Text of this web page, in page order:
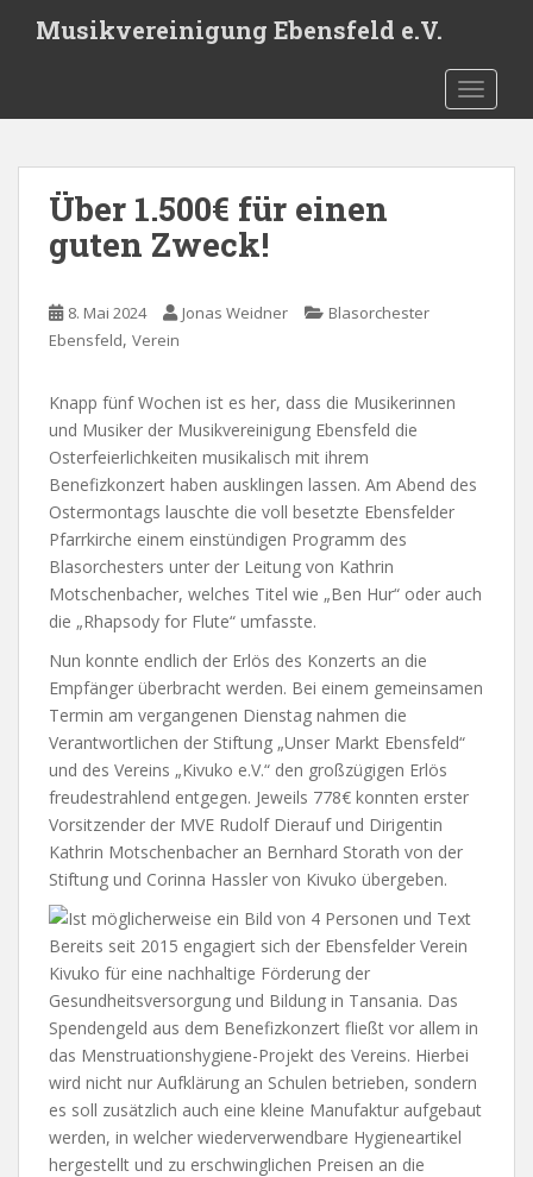
t
Musikvereinigung Ebensfeld e.V.
Über 1.500€ für einen
guten Zweck!
8. Mai 2024 Jonas Weidner
Blasorchester
Ebensfeld, Verein
Knapp fünf Wochen ist es her, dass die Musikerinnen
und Musiker der Musikvereinigung Ebensfeld die
Osterfeierlichkeiten musikalisch mit ihrem
Benefizkonzert haben ausklingen lassen. Am Abend des
Ostermontags lauschte die voll besetzte Ebensfelder
Pfarrkirche einem einstündigen Programm des
Blasorchesters unter der Leitung von Kathrin
Motschenbacher, welches Titel wie „Ben Hur“ oder auch
die „Rhapsody for Flute“ umfasste.
Nun konnte endlich der Erlös des Konzerts an die
Empfänger überbracht werden. Bei einem gemeinsamen
Termin am vergangenen Dienstag nahmen die
Verantwortlichen der Stiftung „Unser Markt Ebensfeld“
und des Vereins „Kivuko e.V.“ den großzügigen Erlös
freudestrahlend entgegen. Jeweils 778€ konnten erster
Vorsitzender der MVE Rudolf Dierauf und Dirigentin
Kathrin Motschenbacher an Bernhard Storath von der
Stiftung und Corinna Hassler von Kivuko übergeben.
Bereits seit 2015 engagiert sich der Ebensfelder Verein
Kivuko für eine nachhaltige Förderung der
Gesundheitsversorgung und Bildung in Tansania. Das
Spendengeld aus dem Benefizkonzert fließt vor allem in
das Menstruationshygiene-Projekt des Vereins. Hierbei
wird nicht nur Aufklärung an Schulen betrieben, sondern
es soll zusätzlich auch eine kleine Manufaktur aufgebaut
werden, in welcher wiederverwendbare Hygieneartikel
hergestellt und zu erschwinglichen Preisen an die